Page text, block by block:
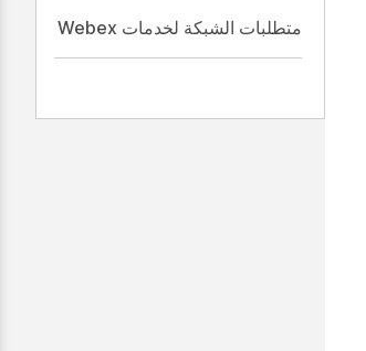
متطلبات الشبكة لخدمات Webex